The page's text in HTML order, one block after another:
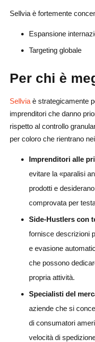
Sellvia è fortemente
Espansione
Targeting globale
Per chi è
Sellvia è strategicamente
imprenditori che danno
rispetto al controllo
per coloro che rientrano
Imprenditori alle
evitare la «paralisi
prodotti e
comprovata per
Side-Hustlers con
fornisce descrizioni
e evasione
che possono
propria attività.
Specialisti del
aziende che si
di consumatori
velocità di